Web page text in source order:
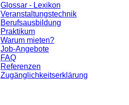
Glossar - Lexikon
Veranstaltungstechnik
Berufsausbildung
Praktikum
Warum mieten?
Job-Angebote
FAQ
Referenzen
Zugänglichkeitserklärung